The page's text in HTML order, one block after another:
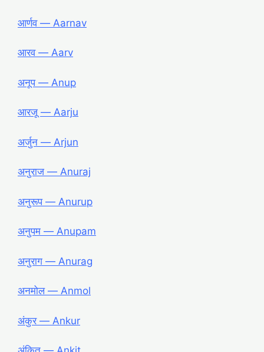
आर्णव ― Aarnav
आरव ― Aarv
अनूप ― Anup
आरजू ― Aarju
अर्जुन ― Arjun
अनुराज ― Anuraj
अनुरूप ― Anurup
अनुपम ― Anupam
अनुराग ― Anurag
अनमोल ― Anmol
अंकुर ― Ankur